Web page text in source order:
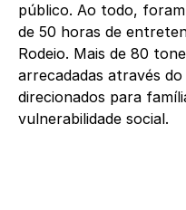
público. Ao todo,
de 50 horas de
Rodeio. Mais de 80
arrecadadas através
direcionados para
vulnerabilidade social.